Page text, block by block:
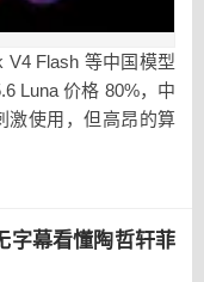
V4 Flash 等中国模型
Luna 价格 80%，中
激使用，但高昂的算
字幕看懂陶哲轩菲